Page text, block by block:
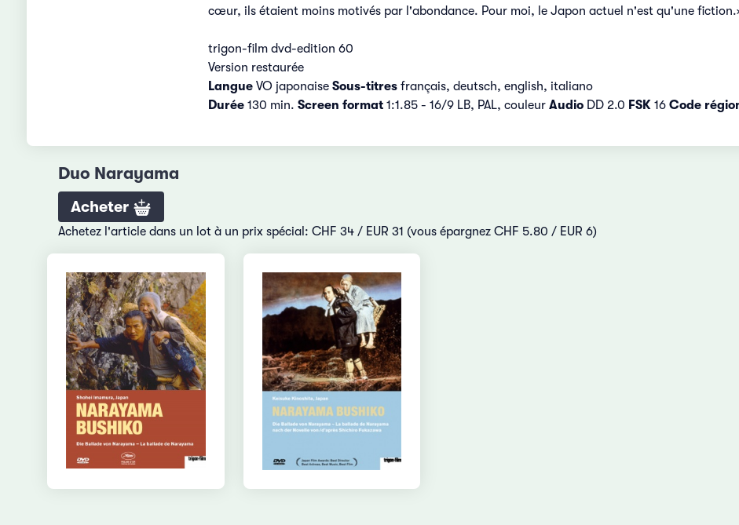
cœur, ils étaient moins motivés par l'abondance. Pour moi, le Japon actuel n'est qu'une
trigon-film dvd-edition 60
Version restaurée
LangueVO japonaise Sous-titresfrançais, deutsch, english, italiano
Durée130 min. Screen format1:1.85 - 16/9 LB, PAL, couleur AudioDD 2.0 FSK16 Code
Duo Narayama
Acheter
Achetez l'article dans un lot à un prix spécial: CHF 34 / EUR 31 (vous épargnez CHF 5.80 / EUR 6)